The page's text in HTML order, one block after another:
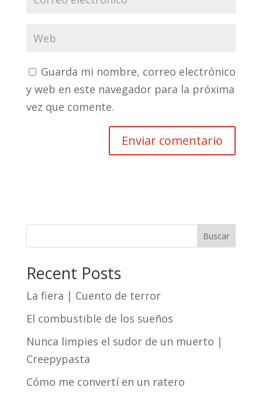
Guarda mi nombre, correo electrónico
y web en este navegador para la próxima
vez que comente.
Buscar
Recent Posts
La fiera | Cuento de terror
El combustible de los sueños
Nunca limpies el sudor de un muerto |
Creepypasta
Cómo me convertí en un ratero